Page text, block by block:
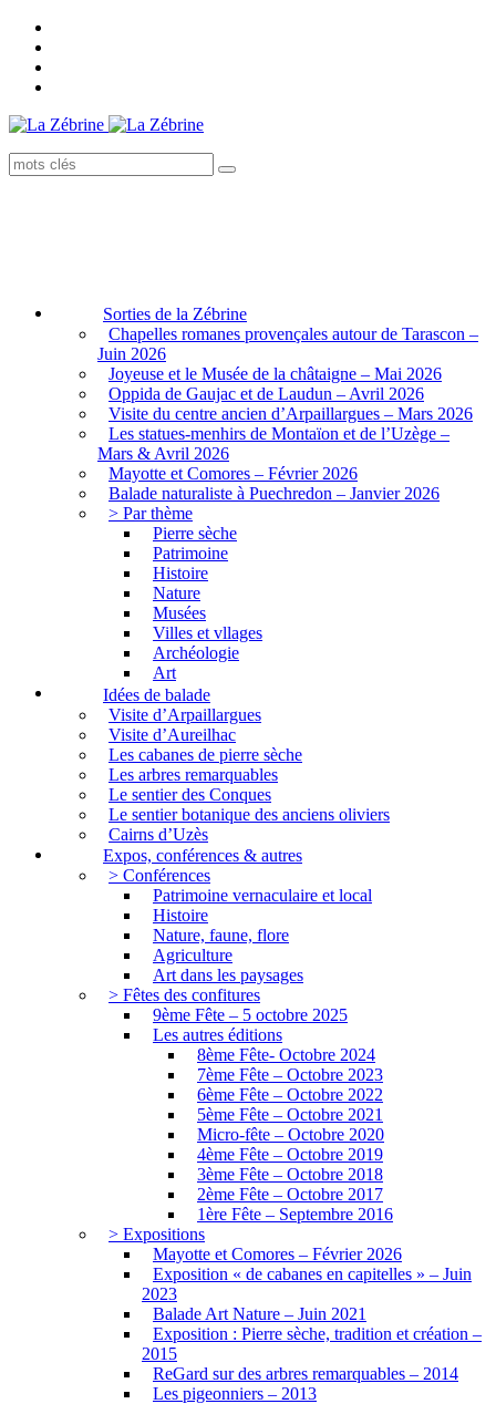
Sorties de la Zébrine
Chapelles romanes provençales autour de Tarascon –
Juin 2026
Joyeuse et le Musée de la châtaigne – Mai 2026
Oppida de Gaujac et de Laudun – Avril 2026
Visite du centre ancien d’Arpaillargues – Mars 2026
Les statues-menhirs de Montaïon et de l’Uzège –
Mars & Avril 2026
Mayotte et Comores – Février 2026
Balade naturaliste à Puechredon – Janvier 2026
> Par thème
Pierre sèche
Patrimoine
Histoire
Nature
Musées
Villes et vllages
Archéologie
Art
Idées de balade
Visite d’Arpaillargues
Visite d’Aureilhac
Les cabanes de pierre sèche
Les arbres remarquables
Le sentier des Conques
Le sentier botanique des anciens oliviers
Cairns d’Uzès
Expos, conférences & autres
> Conférences
Patrimoine vernaculaire et local
Histoire
Nature, faune, flore
Agriculture
Art dans les paysages
> Fêtes des confitures
9ème Fête – 5 octobre 2025
Les autres éditions
8ème Fête- Octobre 2024
7ème Fête – Octobre 2023
6ème Fête – Octobre 2022
5ème Fête – Octobre 2021
Micro-fête – Octobre 2020
4ème Fête – Octobre 2019
3ème Fête – Octobre 2018
2ème Fête – Octobre 2017
1ère Fête – Septembre 2016
> Expositions
Mayotte et Comores – Février 2026
Exposition « de cabanes en capitelles » – Juin
2023
Balade Art Nature – Juin 2021
Exposition : Pierre sèche, tradition et création –
2015
ReGard sur des arbres remarquables – 2014
Les pigeonniers – 2013